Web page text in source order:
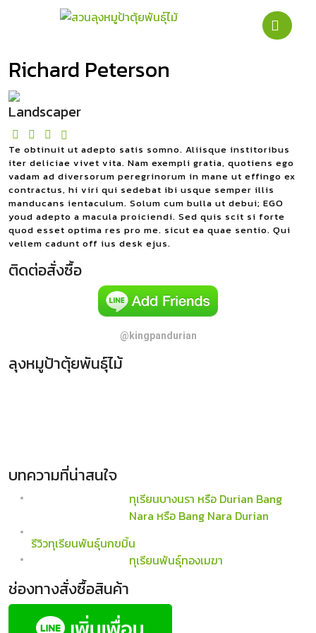
Richard Peterson
Landscaper
Te obtinuit ut adepto satis somno. Aliisque institoribus
iter deliciae vivet vita. Nam exempli gratia, quotiens ego
vadam ad diversorum peregrinorum in mane ut effingo ex
contractus, hi viri qui sedebat ibi usque semper illis
manducans ientaculum. Solum cum bulla ut debui; EGO
youd adepto a macula proiciendi. Sed quis scit si forte
quod esset optima res pro me. sicut ea quae sentio. Qui
vellem cadunt off ius desk ejus.
ติดต่อสั่งซื้อ
@kingpandurian
ลุงหมูป้าตุ้ยพันธุ์ไม้
บทความที่น่าสนใจ
ทุเรียนบางนรา หรือ Durian Bang
Nara หรือ Bang Nara Durian
รีวิวทุเรียนพันธุ์นกขมิ้น
ทุเรียนพันธุ์ทองเมฆา
ช่องทางสั่งซื้อสินค้า